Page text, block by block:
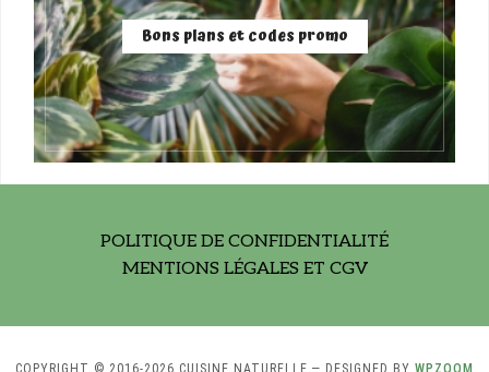
Bons plans et codes promo
POLITIQUE DE CONFIDENTIALITÉ
MENTIONS LÉGALES ET CGV
COPYRIGHT © 2016-2026 CUISINE NATURELLE — DESIGNED BY WPZOOM